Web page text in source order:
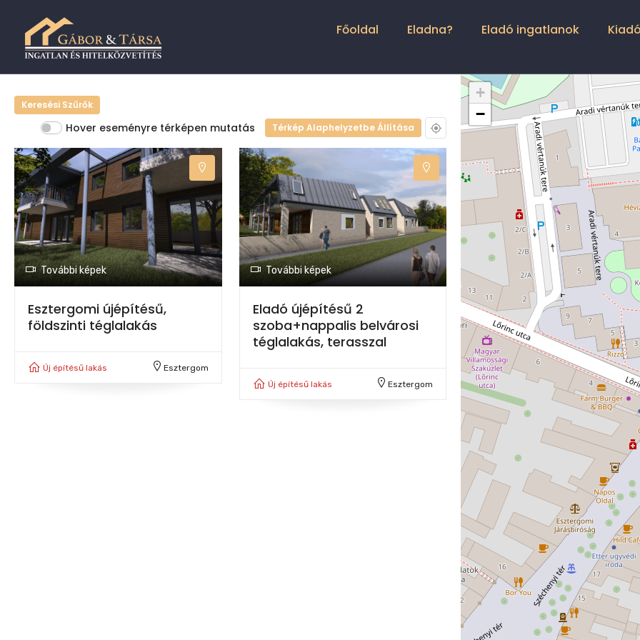
Navigation
Főoldal Eladna? Eladó ingatlanok
Keresési Szűrők
Hover eseményre térképen mutatás Térkép Alaphelyzetbe Állítása
További képek
Esztergomi újépítésű,
földszinti téglalakás
Új építésű lakás Esztergom
További képek
Eladó újépítésű 2
szoba+nappalis belvárosi
téglalakás, terasszal
Új építésű lakás Esztergom
+
−